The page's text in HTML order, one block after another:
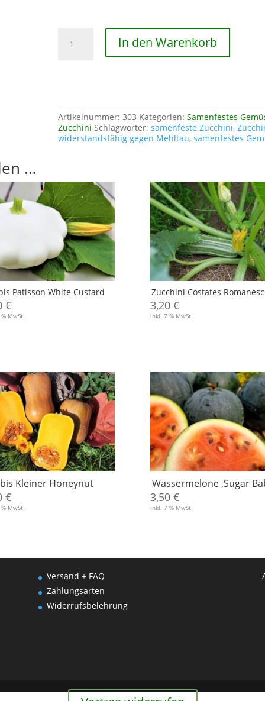
Mutabile
In den Warenkorb
Artikelnummer:303 Kategorien:Samenfestes
Zucchini Schlagwörter:samenfeste Zucchini,
widerstandsfähig gegen Mehltau,samenfestes
…
Patisson White Custard
€
MwSt.
Zucchini Costates
3,20 €
inkl. 7 % MwSt.
Kleiner Honeynut
€
MwSt.
Wassermelone ‚Sugar
3,50 €
inkl. 7 % MwSt.
Versand + FAQ
Zahlungsarten
Widerrufsbelehrung